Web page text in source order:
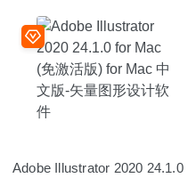
Adobe Illustrator 2020 24.1.0